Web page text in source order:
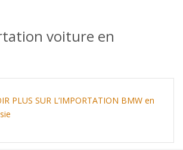
voiture en
PLUS SUR L’IMPORTATION BMW en